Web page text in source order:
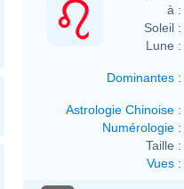
à :
Soleil :
Lune :
Dominantes :
Astrologie Chinoise :
Numérologie :
Taille :
Vues :